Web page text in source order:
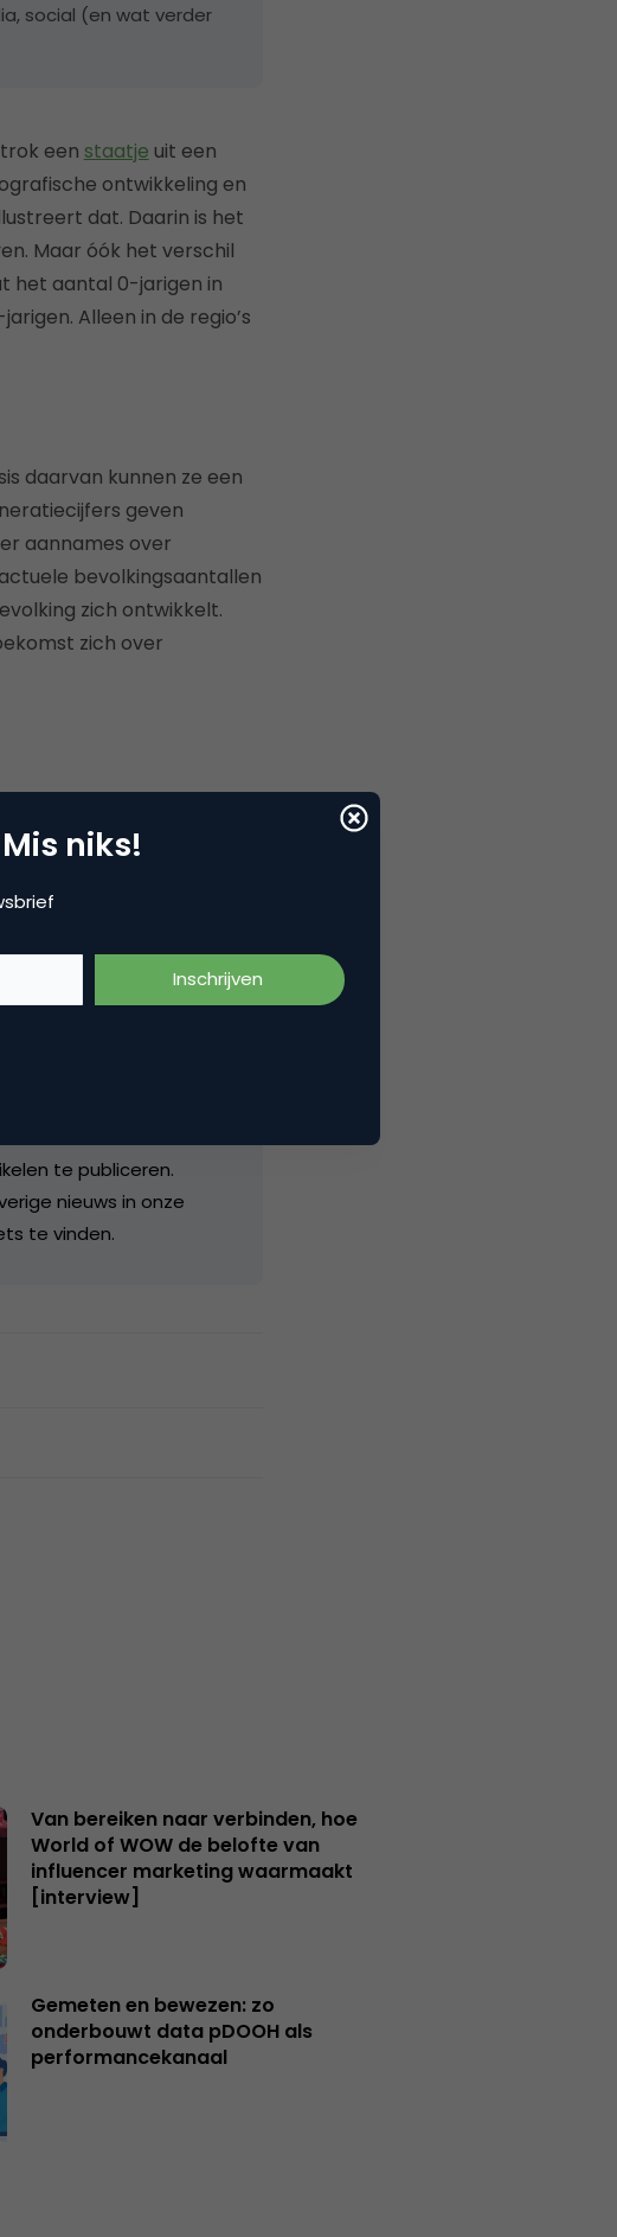
social (en wat verder
een staatje uit een
ontwikkeling en
dat. Daarin is het
Maar óók het verschil
het aantal 0-jarigen in
Alleen in de regio’s
daarvan kunnen ze een
geven
aannames over
bevolkingsaantallen
zich ontwikkelt.
zich over
marketing ligt mijn
te publiceren.
nieuws in onze
te vinden.
Van bereiken naar verbinden, hoe
World of WOW de belofte van
influencer marketing waarmaakt
[interview]
Gemeten en bewezen: zo
onderbouwt data pDOOH als
performancekanaal
niks!